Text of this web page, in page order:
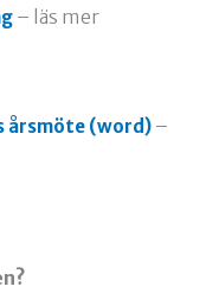
– läs mer
årsmöte (word) –